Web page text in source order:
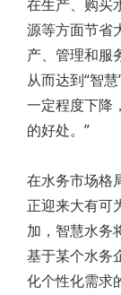
在生产、购买
源等方面节省
产、管理和服
从而达到“智
一定程度下降
的好处。”
在水务市场格
正迎来大有可
加，智慧水务
基于某个水务
化个性化需求